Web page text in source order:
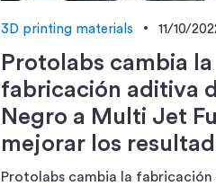
3D printing materials 11/10/
Protolabs cambia la
fabricación aditiva
Negro a Multi Jet
mejorar los
Protolabs cambia la fabricación